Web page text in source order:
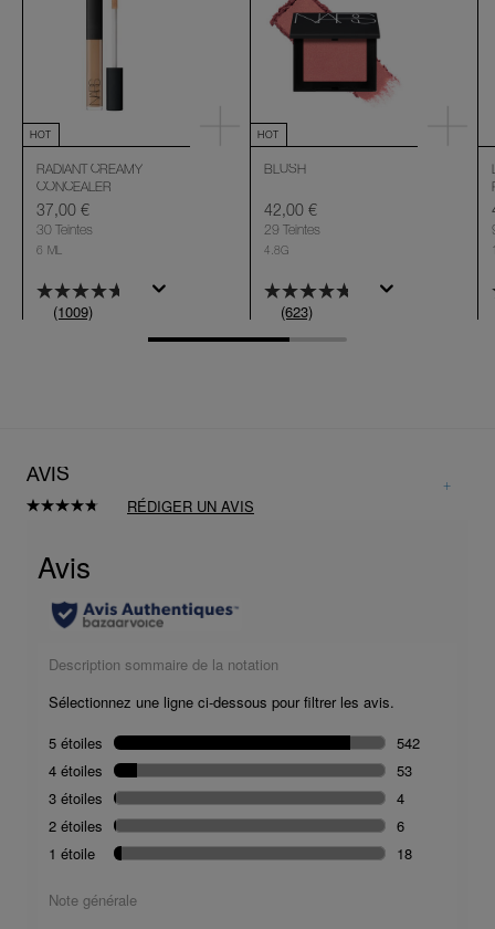
HOT
(1009)
RADIANT CREAMY
CONCEALER
30 Teintes
37,00 €
6 ML
HOT
(623)
BLUSH
29 Teintes
42,00 €
4.8G
AVIS
RÉDIGER UN AVIS